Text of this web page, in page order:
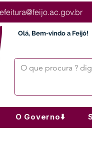
Olá, Bem-vindo a Feijó!
O Governo⬇️